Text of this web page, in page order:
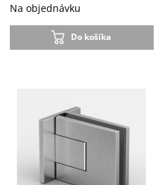
Na objednávku
Do košíka